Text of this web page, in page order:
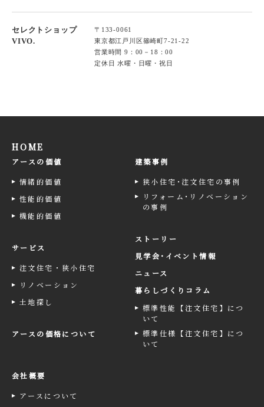
セレクトショップ
VIVO.
〒133-0061
東京都江戸川区篠崎町7-21-22
営業時間 9：00－18：00
定休日 水曜・日曜・祝日
HOME
アースの価値
情緒的価値
性能的価値
機能的価値
サービス
注文住宅・狭小住宅
リノベーション
土地探し
アースの価格について
建築事例
狭小住宅･注文住宅の事例
リフォーム･リノベーション
の事例
ストーリー
見学会･イベント情報
ニュース
暮らしづくりコラム
標準性能【注文住宅】につ
いて
標準仕様【注文住宅】につ
いて
会社概要
アースについて